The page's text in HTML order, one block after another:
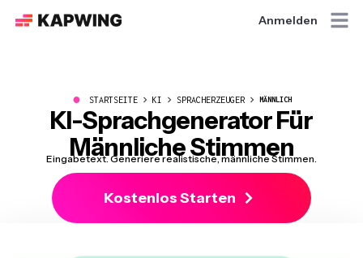
Anmelden
● STARTSEITE KI SPRACHERZEUGER MÄNNLICH
KI-Sprachgenerator Für
Männliche Stimmen
Eingabetext. Generiere realistische, männliche Stimmen.
Kostenlos Starten